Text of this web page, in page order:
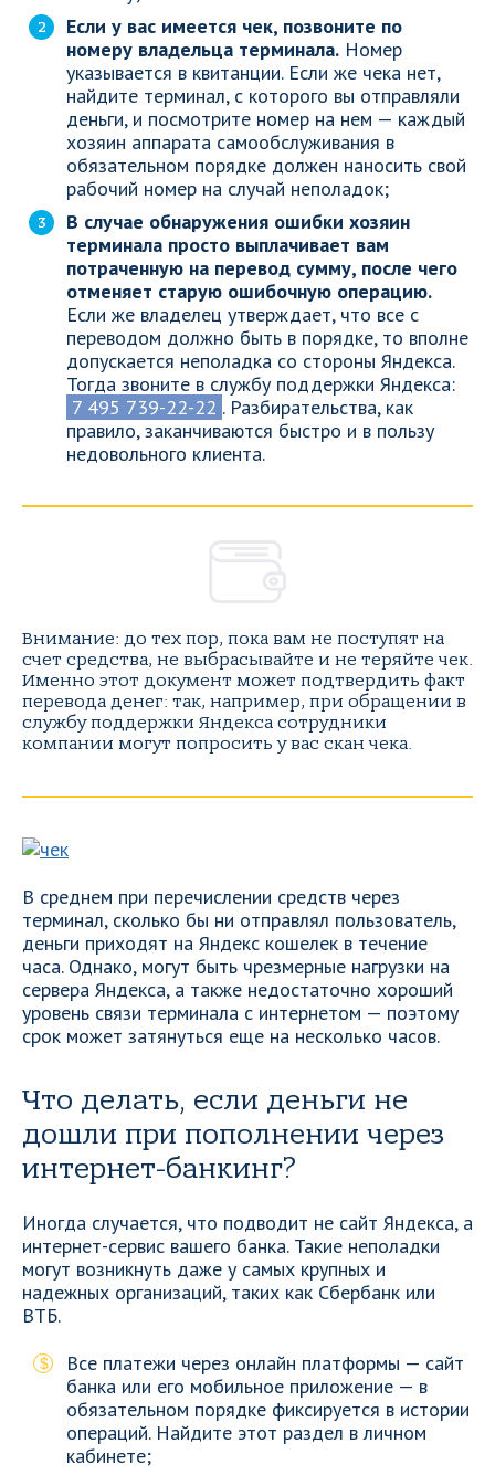
Если у вас имеется чек, позвоните по
номеру владельца терминала. Номер
указывается в квитанции. Если же чека нет,
найдите терминал, с которого вы отправляли
деньги, и посмотрите номер на нем — каждый
хозяин аппарата самообслуживания в
обязательном порядке должен наносить свой
рабочий номер на случай неполадок;
В случае обнаружения ошибки хозяин
терминала просто выплачивает вам
потраченную на перевод сумму, после чего
отменяет старую ошибочную операцию.
Если же владелец утверждает, что все с
переводом должно быть в порядке, то вполне
допускается неполадка со стороны Яндекса.
Тогда звоните в службу поддержки Яндекса:
7 495 739-22-22 . Разбирательства, как
правило, заканчиваются быстро и в пользу
недовольного клиента.
Внимание: до тех пор, пока вам не поступят на
счет средства, не выбрасывайте и не теряйте чек.
Именно этот документ может подтвердить факт
перевода денег: так, например, при обращении в
службу поддержки Яндекса сотрудники
компании могут попросить у вас скан чека.
В среднем при перечислении средств через
терминал, сколько бы ни отправлял пользователь,
деньги приходят на Яндекс кошелек в течение
часа. Однако, могут быть чрезмерные нагрузки на
сервера Яндекса, а также недостаточно хороший
уровень связи терминала с интернетом — поэтому
срок может затянуться еще на несколько часов.
Что делать, если деньги не
дошли при пополнении через
интернет-банкинг?
Иногда случается, что подводит не сайт Яндекса, а
интернет-сервис вашего банка. Такие неполадки
могут возникнуть даже у самых крупных и
надежных организаций, таких как Сбербанк или
ВТБ.
Все платежи через онлайн платформы — сайт
банка или его мобильное приложение — в
обязательном порядке фиксируется в истории
операций. Найдите этот раздел в личном
кабинете;